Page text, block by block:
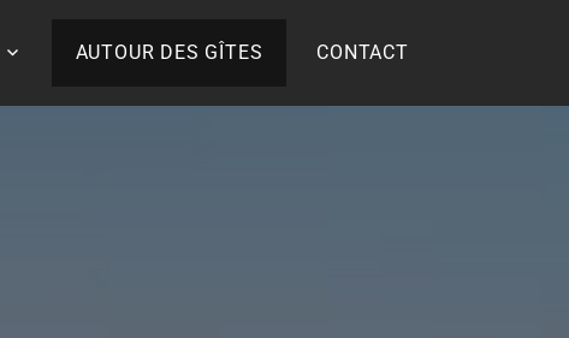
AUTOUR DES GÎTES CONTACT